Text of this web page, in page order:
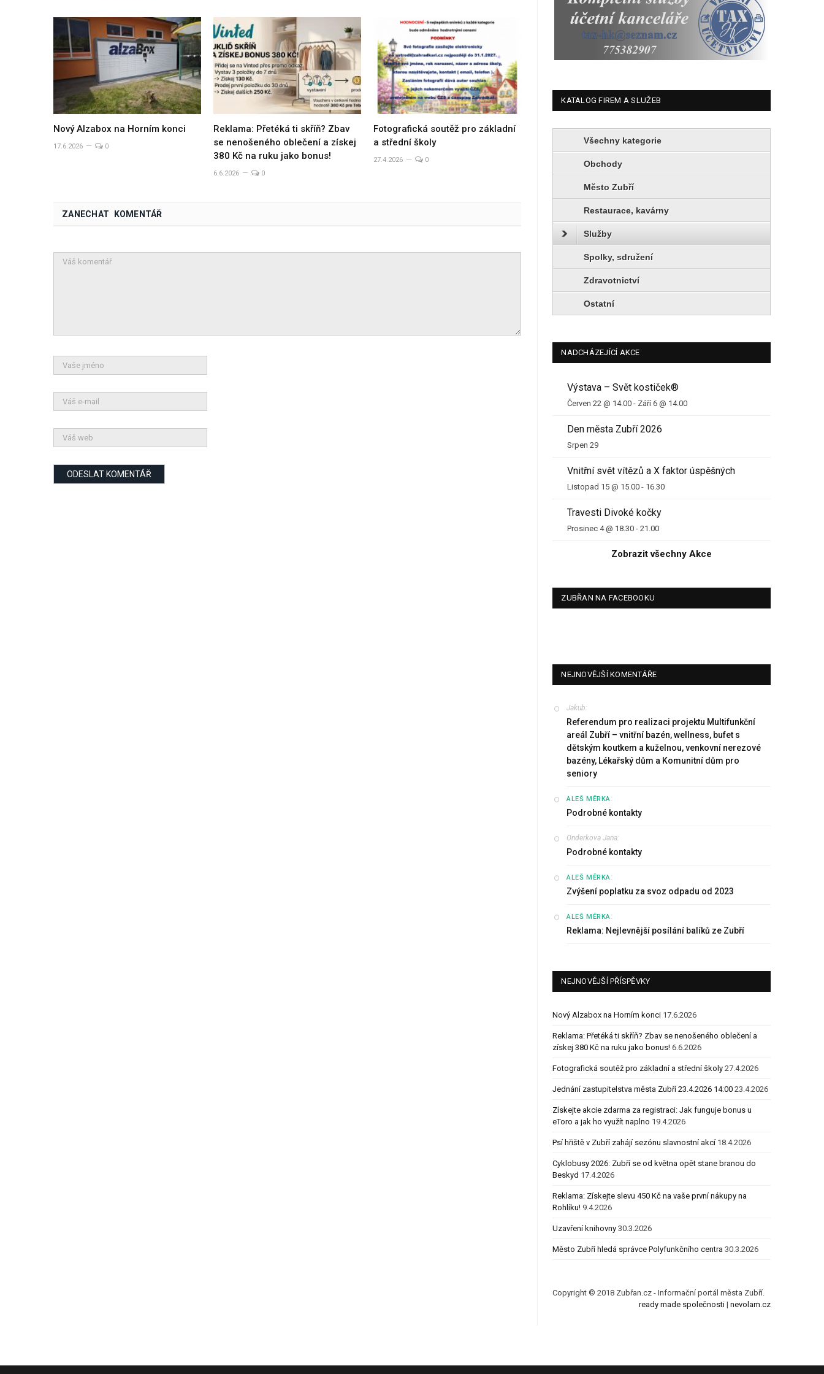
Nový Alzabox na Horním konci
17.6.2026 0
Reklama: Přetéká ti skříň? Zbav
se nenošeného oblečení a získej
380 Kč na ruku jako bonus!
6.6.2026 0
Fotografická soutěž pro základní
a střední školy
27.4.2026 0
ZANECHAT KOMENTÁŘ
KATALOG FIREM A SLUŽEB
Všechny kategorie
Obchody
Město Zubří
Restaurace, kavárny
Služby
Spolky, sdružení
Zdravotnictví
Ostatní
NADCHÁZEJÍCÍ AKCE
Výstava – Svět kostiček®
Červen 22 @ 14.00 - Září 6 @ 14.00
Den města Zubří 2026
Srpen 29
Vnitřní svět vítězů a X faktor úspěšných
Listopad 15 @ 15.00 - 16.30
Travesti Divoké kočky
Prosinec 4 @ 18.30 -21.00
Zobrazit všechny Akce
ZUBŘAN NA FACEBOOKU
NEJNOVĚJŠÍ KOMENTÁŘE
Jakub:
Referendum pro realizaci projektu Multifunkční
areál Zubří – vnitřní bazén, wellness, bufet s
dětským koutkem a kuželnou, venkovní nerezové
bazény, Lékařský dům a Komunitní dům pro
seniory
ALEŠ MĚRKA:
Podrobné kontakty
Onderkova Jana:
Podrobné kontakty
ALEŠ MĚRKA:
Zvýšení poplatku za svoz odpadu od 2023
ALEŠ MĚRKA:
Reklama: Nejlevnější posílání balíků ze Zubří
NEJNOVĚJŠÍ PŘÍSPĚVKY
Nový Alzabox na Horním konci 17.6.2026
Reklama: Přetéká ti skříň? Zbav se nenošeného oblečení a
získej 380 Kč na ruku jako bonus! 6.6.2026
Fotografická soutěž pro základní a střední školy 27.4.2026
Jednání zastupitelstva města Zubří 23.4.2026 14:00 23.4.2026
Získejte akcie zdarma za registraci: Jak funguje bonus u
eToro a jak ho využít naplno 19.4.2026
Psí hřiště v Zubří zahájí sezónu slavnostní akcí 18.4.2026
Cyklobusy 2026: Zubří se od května opět stane branou do
Beskyd 17.4.2026
Reklama: Získejte slevu 450 Kč na vaše první nákupy na
Rohlíku! 9.4.2026
Uzavření knihovny 30.3.2026
Město Zubří hledá správce Polyfunkčního centra 30.3.2026
Copyright © 2018 Zubřan.cz - Informační portál města Zubří.
ready made společnosti| nevolam.cz